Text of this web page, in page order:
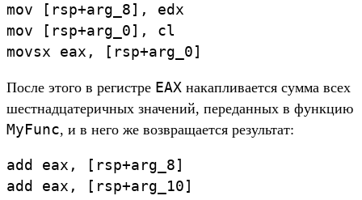
mov
[ rsp+arg_8] ,
edx
mov
[ rsp+arg_0] ,
cl
movsx
eax , [ rsp+arg_0]
Пос­ле это­го в регис­тре EAX накап­лива­ется сум­ма всех
шес­тнад­цатерич­ных зна­чений, передан­ных в фун­кцию
MyFunc, и в него же воз­вра­щает­ся резуль­тат:
add eax , [ rsp+arg_8]
add
eax , [ rsp+arg_10]